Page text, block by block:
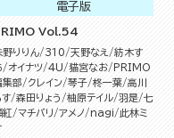
電子版
Vol.54
野りりん 310 天野なえ
紡木す
オイナツ 4U 猫宮なお
PRIMO
集部
クレイン 琴子 柊一葉 高川
す 森田りょう 柚原テイル 羽是 七
紅
マチバリ アメノ nagi
此林ミ